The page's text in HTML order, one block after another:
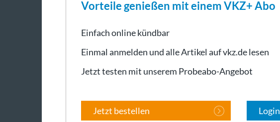
Vorteile genießen mit einem VKZ+ Abo
Einfach online kündbar
Einmal anmelden und alle Artikel auf vkz.de lesen
Jetzt testen mit unserem Probeabo-Angebot
Jetzt bestellen Login